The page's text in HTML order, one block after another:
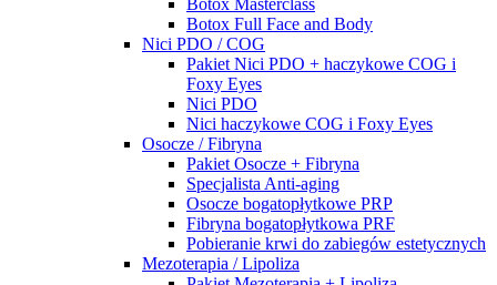
Botox Masterclass
Botox Full Face and Body
Nici PDO / COG
Pakiet Nici PDO + haczykowe COG i
Foxy Eyes
Nici PDO
Nici haczykowe COG i Foxy Eyes
Osocze / Fibryna
Pakiet Osocze + Fibryna
Specjalista Anti-aging
Osocze bogatopłytkowe PRP
Fibryna bogatopłytkowa PRF
Pobieranie krwi do zabiegów estetycznych
Mezoterapia / Lipoliza